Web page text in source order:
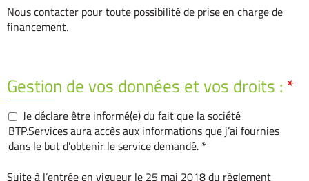
Nous contacter pour toute possibilité de prise en charge de
financement.
Gestion de vos données et vos droits : *
Je déclare être informé(e) du fait que la société
BTP.Services aura accès aux informations que j’ai fournies
dans le but d’obtenir le service demandé. *
Suite à l’entrée en vigueur le 25 mai 2018 du règlement